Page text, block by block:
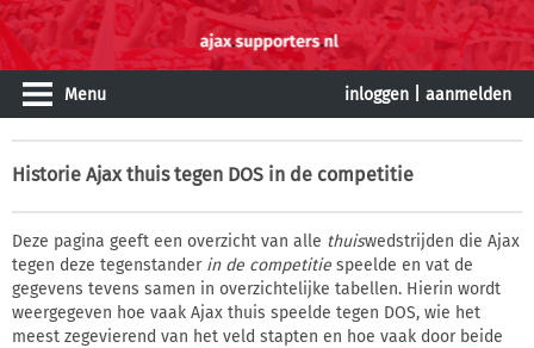
Menu inloggen aanmelden
Historie Ajax thuis tegen DOS in de competitie
Deze pagina geeft een overzicht van alle thuiswedstrijden die Ajax
tegen deze tegenstander in de competitie speelde en vat de
gegevens tevens samen in overzichtelijke tabellen. Hierin wordt
weergegeven hoe vaak Ajax thuis speelde tegen DOS, wie het
meest zegevierend van het veld stapten en hoe vaak door beide